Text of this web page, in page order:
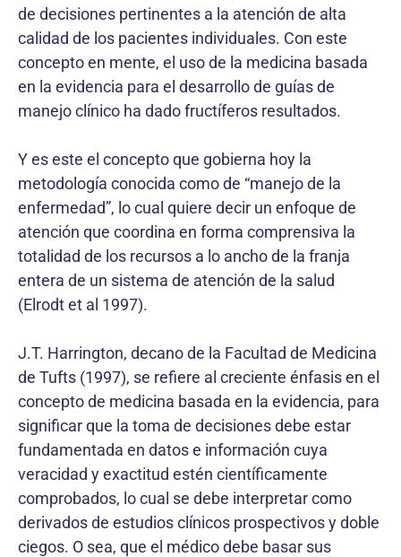
de decisiones pertinentes a la atención de alta
calidad de los pacientes individuales. Con este
concepto en mente, el uso de la medicina basada
en la evidencia para el desarrollo de guías de
manejo clínico ha dado fructíferos resultados.
Y es este el concepto que gobierna hoy la
metodología conocida como de “manejo de la
enfermedad”, lo cual quiere decir un enfoque de
atención que coordina en forma comprensiva la
totalidad de los recursos a lo ancho de la franja
entera de un sistema de atención de la salud
(Elrodt et al 1997).
J.T. Harrington, decano de la Facultad de Medicina
de Tufts (1997), se refiere al creciente énfasis en el
concepto de medicina basada en la evidencia, para
significar que la toma de decisiones debe estar
fundamentada en datos e información cuya
veracidad y exactitud estén científicamente
comprobados, lo cual se debe interpretar como
derivados de estudios clínicos prospectivos y doble
ciegos. O sea, que el médico debe basar sus